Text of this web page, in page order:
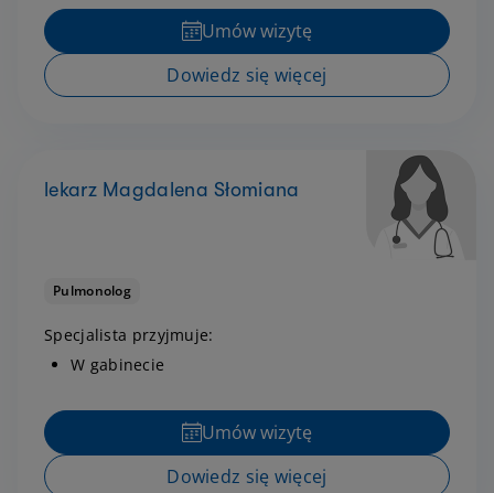
Umów wizytę
Dowiedz się więcej
lekarz Magdalena Słomiana
Pulmonolog
Specjalista przyjmuje:
W gabinecie
Umów wizytę
Dowiedz się więcej